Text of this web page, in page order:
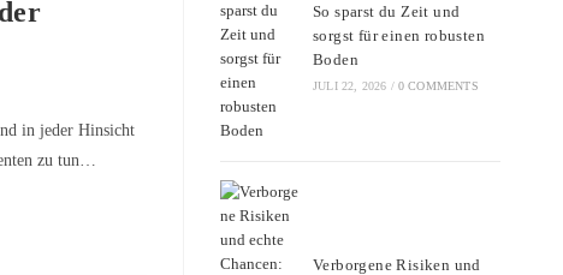
in jeder Hinsicht
zu tun…
So sparst du Zeit und
sorgst für einen robusten
Boden
JULI 22, 2026 / 0 COMMENTS
Verborgene Risiken und